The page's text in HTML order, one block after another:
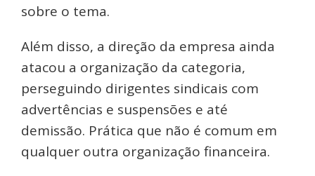
sobre o tema.
Além disso, a direção da empresa ainda
atacou a organização da categoria,
perseguindo dirigentes sindicais com
advertências e suspensões e até
demissão. Prática que não é comum em
qualquer outra organização financeira.